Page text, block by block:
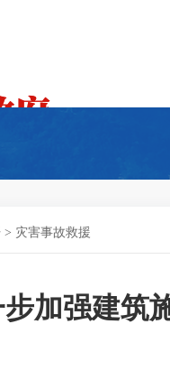
> 灾害事故救援
加强建筑